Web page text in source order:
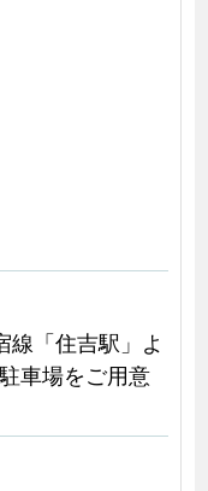
線「住吉駅」よ
車場をご用意